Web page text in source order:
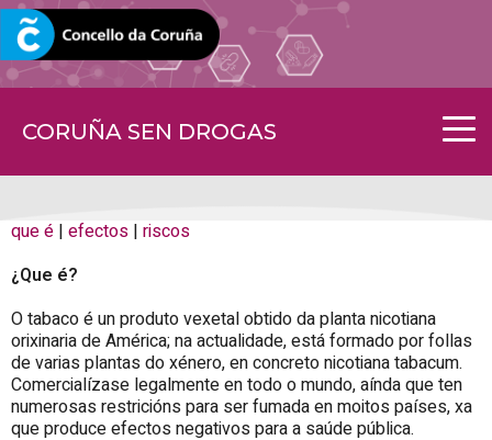
CORUÑA SEN DROGAS
CORUNA.GAL
que é | efectos | riscos
¿Que é?
O tabaco é un produto vexetal obtido da planta nicotiana
orixinaria de América; na actualidade, está formado por follas
de varias plantas do xénero, en concreto nicotiana tabacum.
Comercialízase legalmente en todo o mundo, aínda que ten
numerosas restricións para ser fumada en moitos países, xa
que produce efectos negativos para a saúde pública.